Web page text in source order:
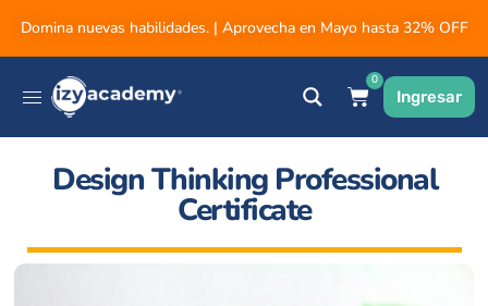
Domina nuevas habilidades. | Aprovecha en Mayo hasta 32% OFF
0
Ingresar
Design Thinking Professional
Certificate